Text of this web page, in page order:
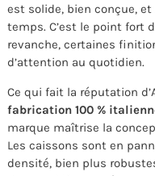
est solide, bien conçue,
temps. C’est le point fort
revanche, certaines
d’attention au quotidien.
Ce qui fait la réputation
fabrication 100 %
marque maîtrise la
Les caissons sont en
densité, bien plus